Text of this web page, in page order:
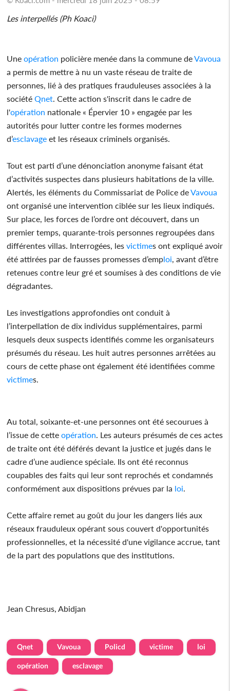
Les interpellés (Ph Koaci)
Uneopération policière menée dans la commune deVavoua
a permis de mettre à nu un vaste réseau de traite de
personnes, lié à des pratiques frauduleuses associées à la
sociétéQnet . Cette action s'inscrit dans le cadre de
l'opération nationale « Épervier 10 » engagée par les
autorités pour lutter contre les formes modernes
d’esclavage et les réseaux criminels organisés.
Tout est parti d’une dénonciation anonyme faisant état
d’activités suspectes dans plusieurs habitations de la ville.
Alertés, les éléments du Commissariat de Police deVavoua
ont organisé une intervention ciblée sur les lieux indiqués.
Sur place, les forces de l’ordre ont découvert, dans un
premier temps, quarante-trois personnes regroupées dans
différentes villas. Interrogées, lesvictimes ont expliqué avoir
été attirées par de fausses promesses d’emploi , avant d’être
retenues contre leur gré et soumises à des conditions de vie
dégradantes.
Les investigations approfondies ont conduit à
l’interpellation de dix individus supplémentaires, parmi
lesquels deux suspects identifiés comme les organisateurs
présumés du réseau. Les huit autres personnes arrêtées au
cours de cette phase ont également été identifiées comme
victimes.
Au total, soixante-et-une personnes ont été secourues à
l’issue de cetteopération . Les auteurs présumés de ces actes
de traite ont été déférés devant la justice et jugés dans le
cadre d’une audience spéciale. Ils ont été reconnus
coupables des faits qui leur sont reprochés et condamnés
conformément aux dispositions prévues par la loi
Cette affaire remet au goût du jour les dangers liés aux
réseaux frauduleux opérant sous couvert d'opportunités
professionnelles, et la nécessité d'une vigilance accrue, tant
de la part des populations que des institutions.
Jean Chresus, Abidjan
Qnet Vavoua Policd victime loi
opération esclavage